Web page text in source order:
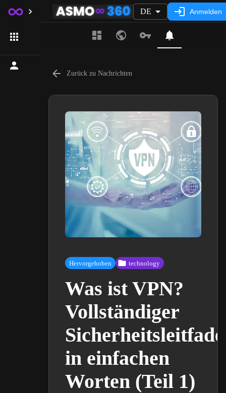
DE Anmelden
Zurück zu Nachrichten
Hervorgehoben technology
Was ist VPN?
Vollständiger
in einfachen
Worten (Teil 1)